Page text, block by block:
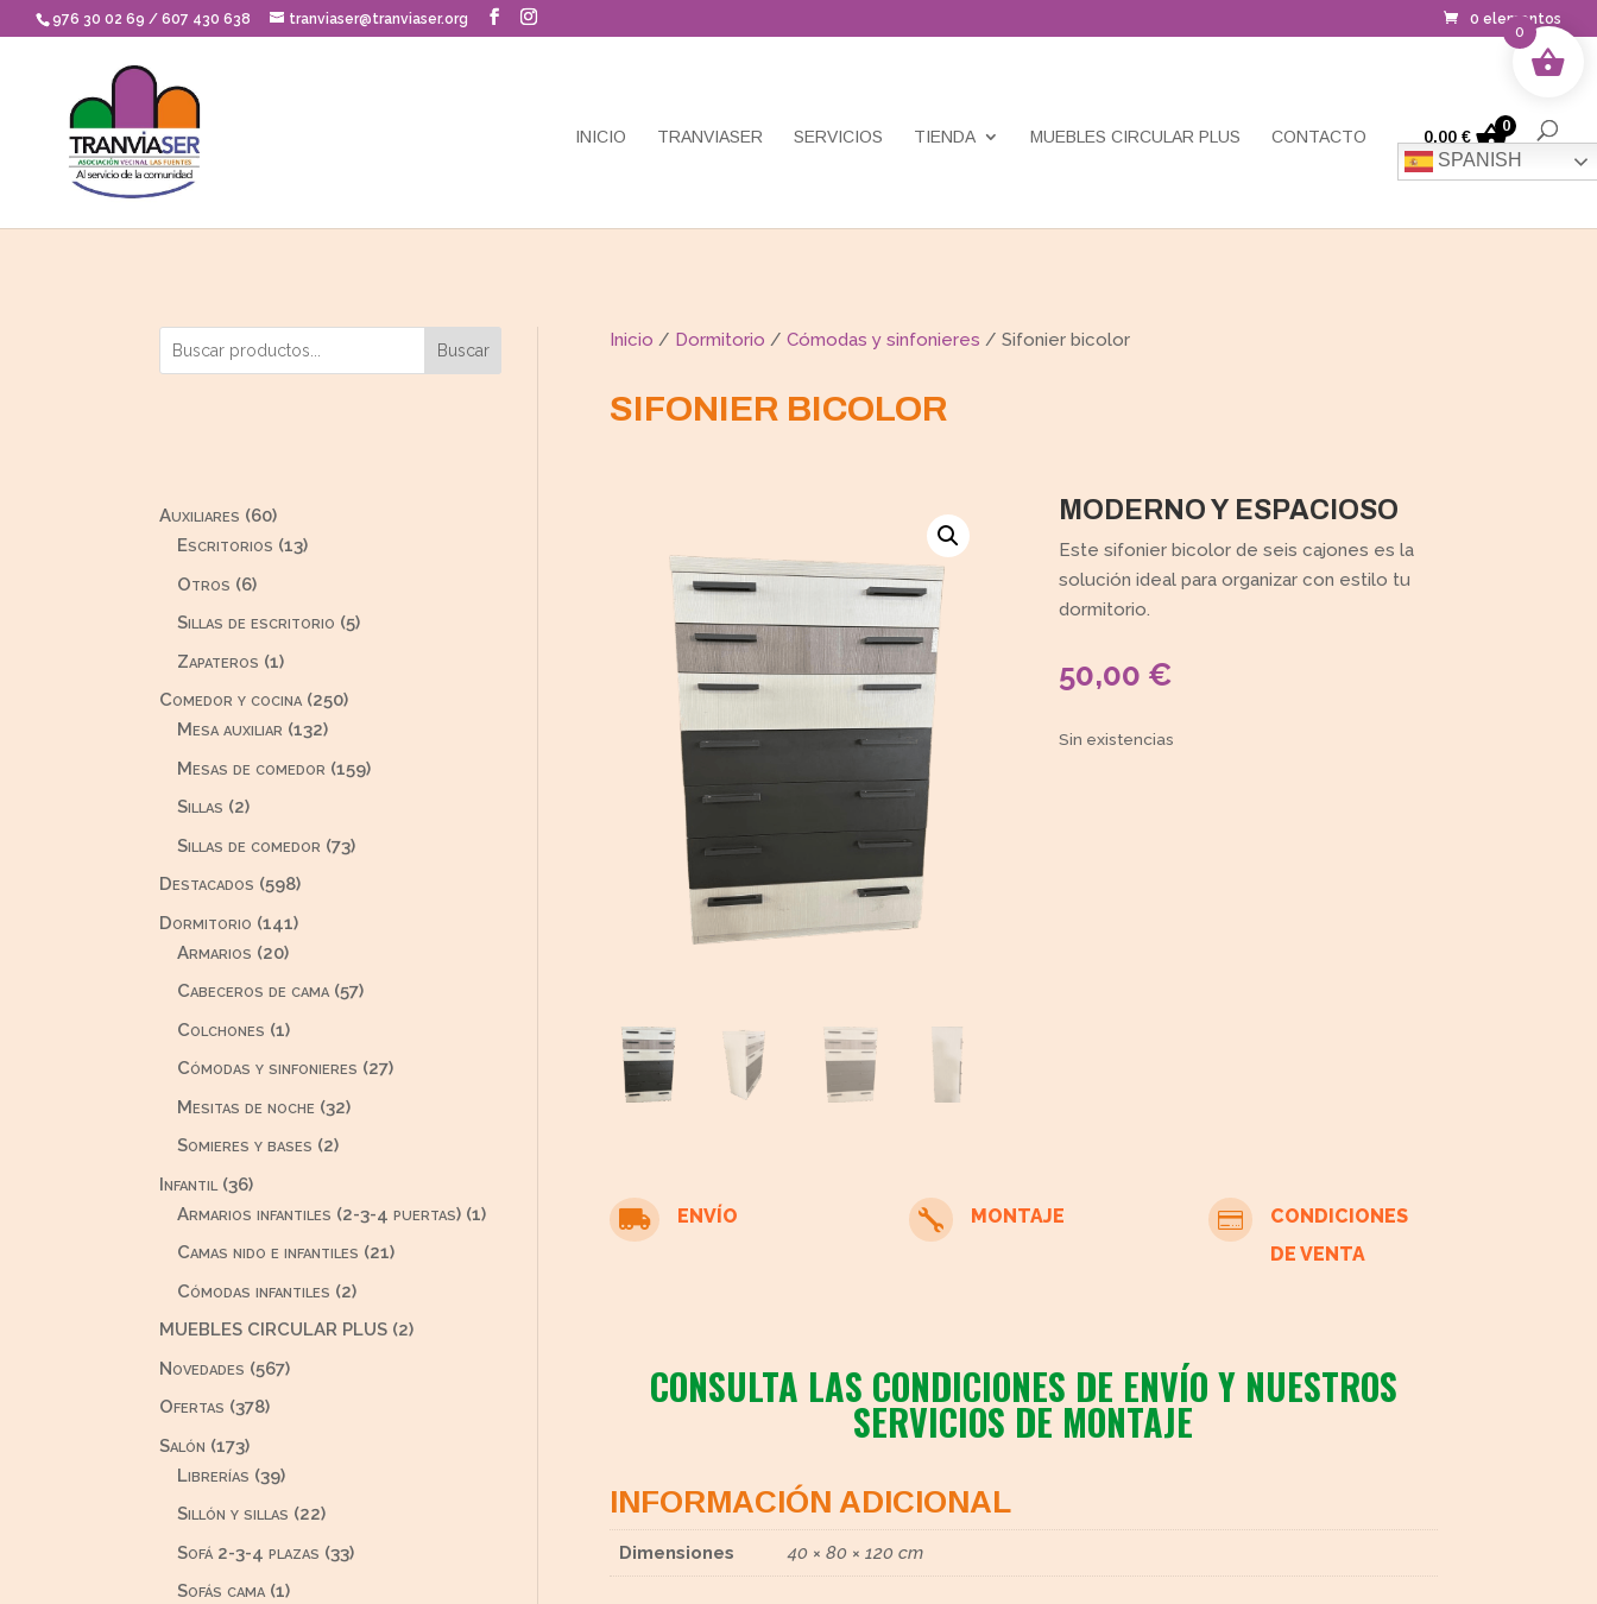
Skip
to
976 30 02 69 / 607 430 638 tranviaser@tranviaser.org 0 elementos
INICIO TRANVIASER SERVICIOS TIENDA MUEBLES CIRCULAR PLUS CONTACTO
SPANISH
0,00 €
0
Buscar
Auxiliares 6060
productos
Escritorios 1313
Otros 66
Sillas de escritorio 55
Zapateros 11
producto
Comedor y cocina 250250
Mesa auxiliar 132132
productos
Mesas de comedor 159159
Sillas 22
productos
Sillas de comedor 7373
Destacados 598598
productos
Dormitorio 141141
Armarios 2020
productos
Cabeceros de cama 5757
Colchones 11
Cómodas y sinfonieres 2727
Mesitas de noche 3232
Somieres y bases 22
Infantil 3636
productos
Armarios infantiles (2-3-4 puertas) 11
Camas nido e infantiles 2121
Cómodas infantiles 22
productos
MUEBLES CIRCULAR PLUS 22
Novedades 567567
Ofertas 378378
Salón 173173
productos
Librerías 3939
productos
Sillón y sillas 2222
productos
Sofá 2-3-4 plazas 3333
Sofás cama 11
Inicio / Dormitorio / Cómodas y sinfonieres / Sifonier bicolor
SIFONIER BICOLOR
MODERNO Y ESPACIOSO
Este sifonier bicolor de seis cajones es la
solución ideal para organizar con estilo tu
dormitorio.
50,00 €
Sin existencias
 ENVÍO  MONTAJE 
CONDICIONES
DE VENTA
CONSULTA LAS CONDICIONES DE ENVÍO Y NUESTROS
SERVICIOS DE MONTAJE
INFORMACIÓN ADICIONAL
Dimensiones 40 × 80 × 120 cm
0